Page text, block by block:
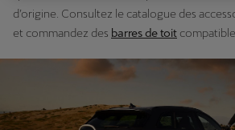
d’origine. Consultez le catalogue des
et commandez des barres de toit